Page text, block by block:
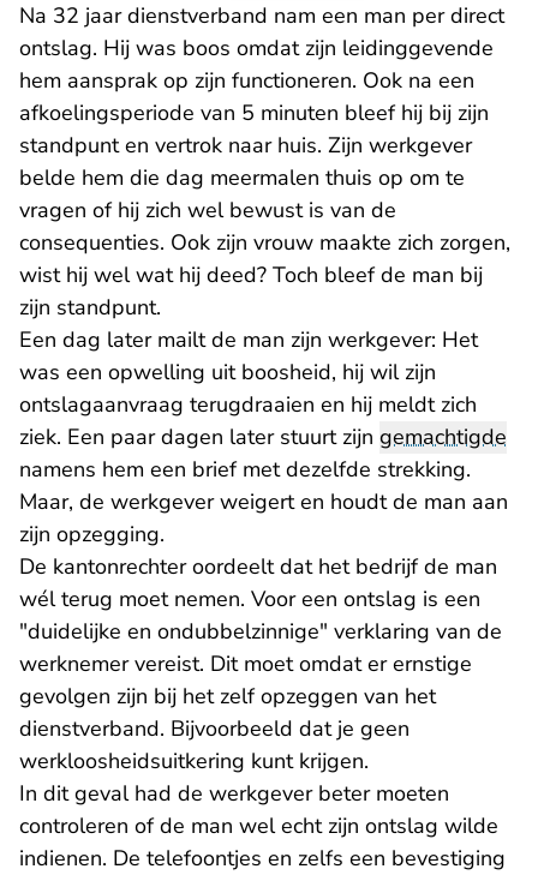
Na 32 jaar dienstverband nam een man per direct
ontslag. Hij was boos omdat zijn leidinggevende
hem aansprak op zijn functioneren. Ook na een
afkoelingsperiode van 5 minuten bleef hij bij zijn
standpunt en vertrok naar huis. Zijn werkgever
belde hem die dag meermalen thuis op om te
vragen of hij zich wel bewust is van de
consequenties. Ook zijn vrouw maakte zich zorgen,
wist hij wel wat hij deed? Toch bleef de man bij
zijn standpunt.
Een dag later mailt de man zijn werkgever: Het
was een opwelling uit boosheid, hij wil zijn
ontslagaanvraag terugdraaien en hij meldt zich
ziek. Een paar dagen later stuurt zijn gemachtigde
namens hem een brief met dezelfde strekking.
Maar, de werkgever weigert en houdt de man aan
zijn opzegging.
De kantonrechter oordeelt dat het bedrijf de man
wél terug moet nemen. Voor een ontslag is een
"duidelijke en ondubbelzinnige" verklaring van de
werknemer vereist. Dit moet omdat er ernstige
gevolgen zijn bij het zelf opzeggen van het
dienstverband. Bijvoorbeeld dat je geen
werkloosheidsuitkering kunt krijgen.
In dit geval had de werkgever beter moeten
controleren of de man wel echt zijn ontslag wilde
indienen. De telefoontjes en zelfs een bevestiging